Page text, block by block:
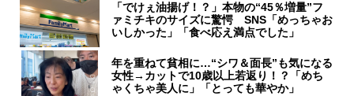
「でけぇ油揚げ！？」本物の“45％増量”フ
ァミチキのサイズに驚愕 SNS「めっちゃお
いしかった」「食べ応え満点でした」
年を重ねて貧相に…“シワ＆面長”も気になる
女性→カットで10歳以上若返り！？「めち
ゃくちゃ美人に」「とっても華やか」